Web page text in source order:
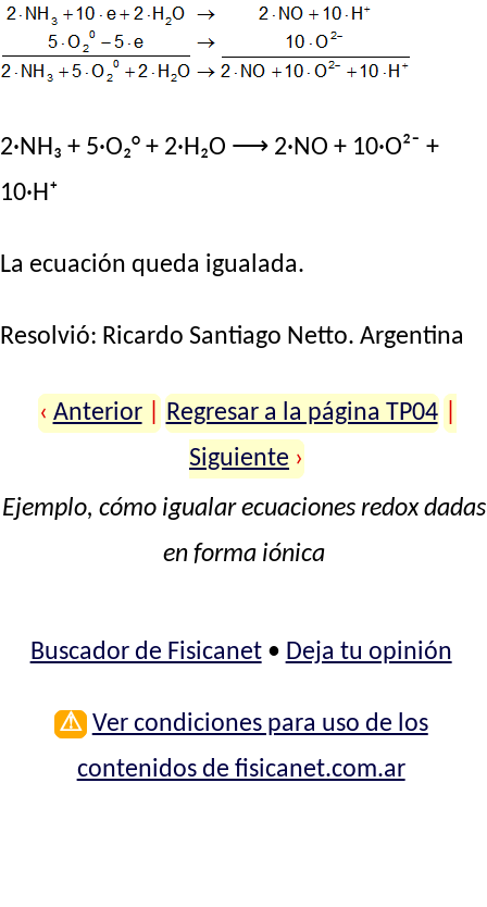
2·NH₃ + 5·O₂° + 2·H₂O ⟶ 2·NO + 10·O²⁻ +
10·H⁺
La ecuación queda igualada.
Resolvió: Ricardo Santiago Netto. Argentina
‹ Anterior Regresar a la página TP04
Siguiente ›
Ejemplo, cómo igualar ecuaciones redox dadas
en forma iónica
Buscador de Fisicanet• Deja tu opinión
⚠ Ver condiciones para uso de los
contenidos de fisicanet.com.ar